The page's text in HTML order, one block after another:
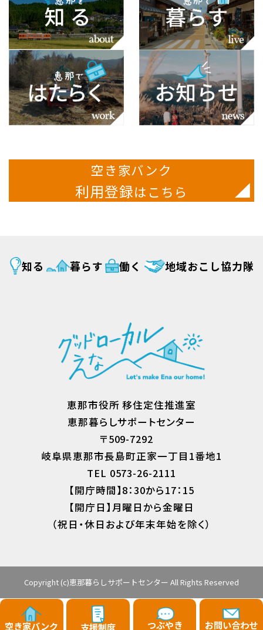
空き家バンク 支援制度 つぶやき お問い合わせ
空き家バンク
利用登録はこちら
知る 暮らす 働く 地域おこし協力隊
恵那市役所 移住定住推進室
恵那暮らしサポートセンター
〒509-7292
岐阜県恵那市長島町正家一丁目1番地1
TEL 0573-26-2111
【開庁時間】8：30から17：15
【開庁日】月曜日から金曜日
（祝日・休日および年末年始を除く）
Copyright (c)恵那暮らしサポートセンター All Rights Reserved